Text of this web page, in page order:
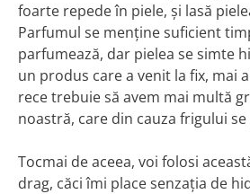
foarte repede în piele, și lasă
Parfumul se menține suficient
parfumează, dar pielea se simte
un produs care a venit la fix, mai
rece trebuie să avem mai multă
noastră, care din cauza frigului
Tocmai de aceea, voi folosi
drag, căci îmi place senzația de